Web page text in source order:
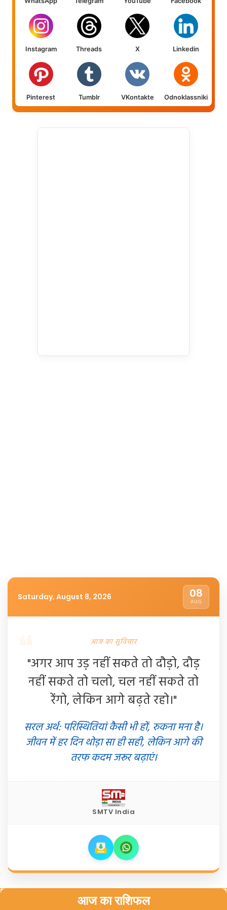
Instagram Threads X Linkedin
Pinterest Tumblr VKontakte Odnoklassniki
Saturday, August 8, 2026 08
AUG
आज का सुविचार
"अगर आप उड़ नहीं सकते तो दौड़ो, दौड़
नहीं सकते तो चलो, चल नहीं सकते तो
रेंगो, लेकिन आगे बढ़ते रहो।"
सरल अर्थ: परिस्थितियां कैसी भी हों, रुकना मना है।
जीवन में हर दिन थोड़ा सा ही सही, लेकिन आगे की
तरफ कदम जरूर बढ़ाएं।
SMTV India
आज का राशिफल